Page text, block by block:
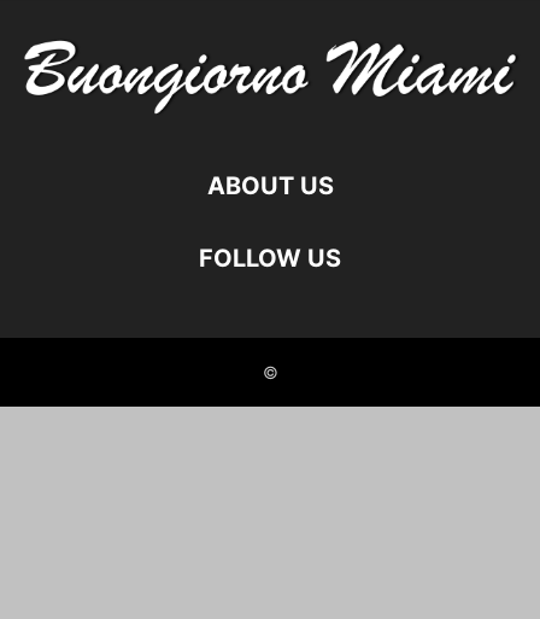
ABOUT US
FOLLOW US
©